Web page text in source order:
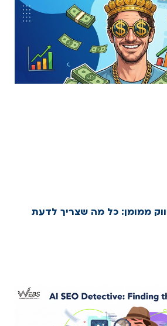
ממומן: כל מה שצריך לדעת